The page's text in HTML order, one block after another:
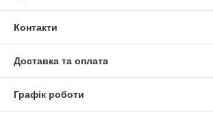
Контакти
Доставка та оплата
Графік роботи